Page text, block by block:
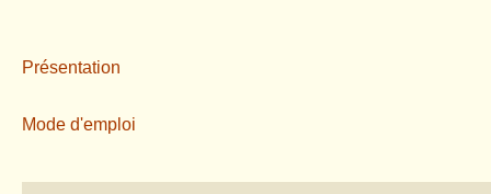
Présentation
Mode d'emploi